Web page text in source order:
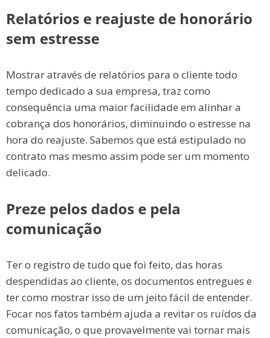
Relatórios e reajuste de honorário
sem estresse
Mostrar através de relatórios para o cliente todo
tempo dedicado a sua empresa, traz como
consequência uma maior facilidade em alinhar a
cobrança dos honorários, diminuindo o estresse na
hora do reajuste. Sabemos que está estipulado no
contrato mas mesmo assim pode ser um momento
delicado.
Preze pelos dados e pela
comunicação
Ter o registro de tudo que foi feito, das horas
despendidas ao cliente, os documentos entregues e
ter como mostrar isso de um jeito fácil de entender.
Focar nos fatos também ajuda a revitar os ruídos da
comunicação, o que provavelmente vai tornar mais